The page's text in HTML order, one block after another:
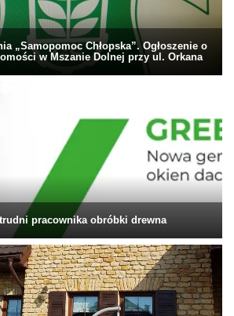
„Samopomoc Chłopska”. Ogłoszenie o
w Mszanie Dolnej przy ul. Orkana
pracownika obróbki drewna